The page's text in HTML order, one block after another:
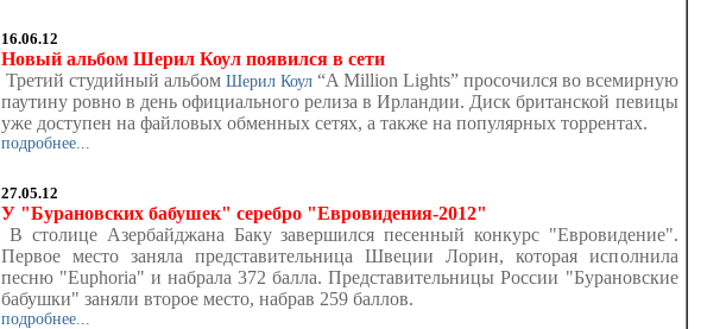
16.06.12
Новый альбом Шерил Коул появился в сети
Третий студийный альбом Шерил Коул“A Million Lights” просочился во всемирную
паутину ровно в день официального релиза в Ирландии. Диск британской певицы
уже доступен на файловых обменных сетях, а также на популярных торрентах.
подробнее...
27.05.12
У "Бурановских бабушек" серебро "Евровидения-2012"
В столице Азербайджана Баку завершился песенный конкурс "Евровидение".
Первое место заняла представительница Швеции Лорин, которая исполнила
песню "Euphoria" и набрала 372 балла. Представительницы России "Бурановские
бабушки" заняли второе место, набрав 259 баллов.
подробнее...